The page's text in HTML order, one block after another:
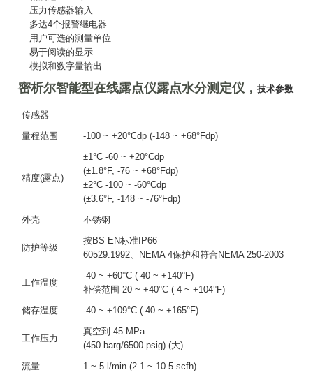
压力传感器输入
多达4个报警继电器
用户可选的测量单位
易于阅读的显示
模拟和数字量输出
密析尔智能型在线露点仪露点水分测定仪 ， 技术参数
传感器
量程范围
-100 ~ +20°Cdp (-148 ~ +68°Fdp)
精度(露点)
±1°C -60 ~ +20°Cdp
(±1.8°F, -76 ~ +68°Fdp)
±2°C -100 ~ -60°Cdp
(±3.6°F, -148 ~ -76°Fdp)
外壳
不锈钢
防护等级
按BS EN标准IP66
60529:1992、NEMA 4保护和符合NEMA 250-2003
工作温度
-40 ~ +60°C (-40 ~ +140°F)
补偿范围-20 ~ +40°C (-4 ~ +104°F)
储存温度
-40 ~ +109°C (-40 ~ +165°F)
工作压力
真空到 45 MPa
(450 barg/6500 psig) (大)
流量
1 ~ 5 l/min (2.1 ~ 10.5 scfh)